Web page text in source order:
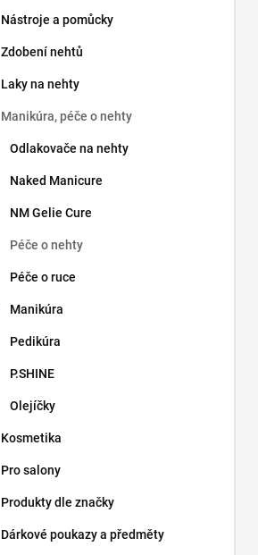
Nástroje a pomůcky
Zdobení nehtů
Laky na nehty
Manikúra, péče o nehty
Odlakovače na nehty
Naked Manicure
NM Gelie Cure
Péče o nehty
Péče o ruce
Manikúra
Pedikúra
P.SHINE
Olejíčky
Kosmetika
Pro salony
Produkty dle značky
Dárkové poukazy a předměty